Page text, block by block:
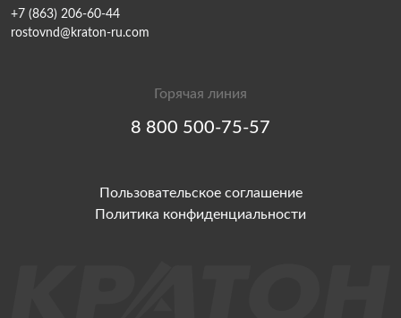
+7 (863) 206-60-44
rostovnd@kraton-ru.com
Горячая линия
8 800 500-75-57
Пользовательское соглашение
Политика конфиденциальности